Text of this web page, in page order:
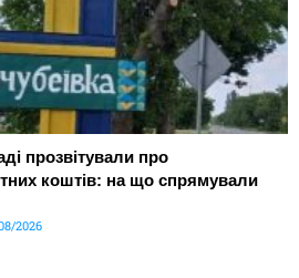
прозвітували про
коштів: на що спрямували
2026